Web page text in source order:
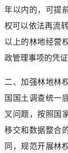
年以内的，可提
权可以依法再流
以上的林地经营
政管理事项的凭证
二、加强林地林
国国土调查统一
叉问题，按照国
移交和数据整合
同，规范开展林